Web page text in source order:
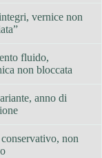
vernice non
fluido,
non bloccata
anno di
non